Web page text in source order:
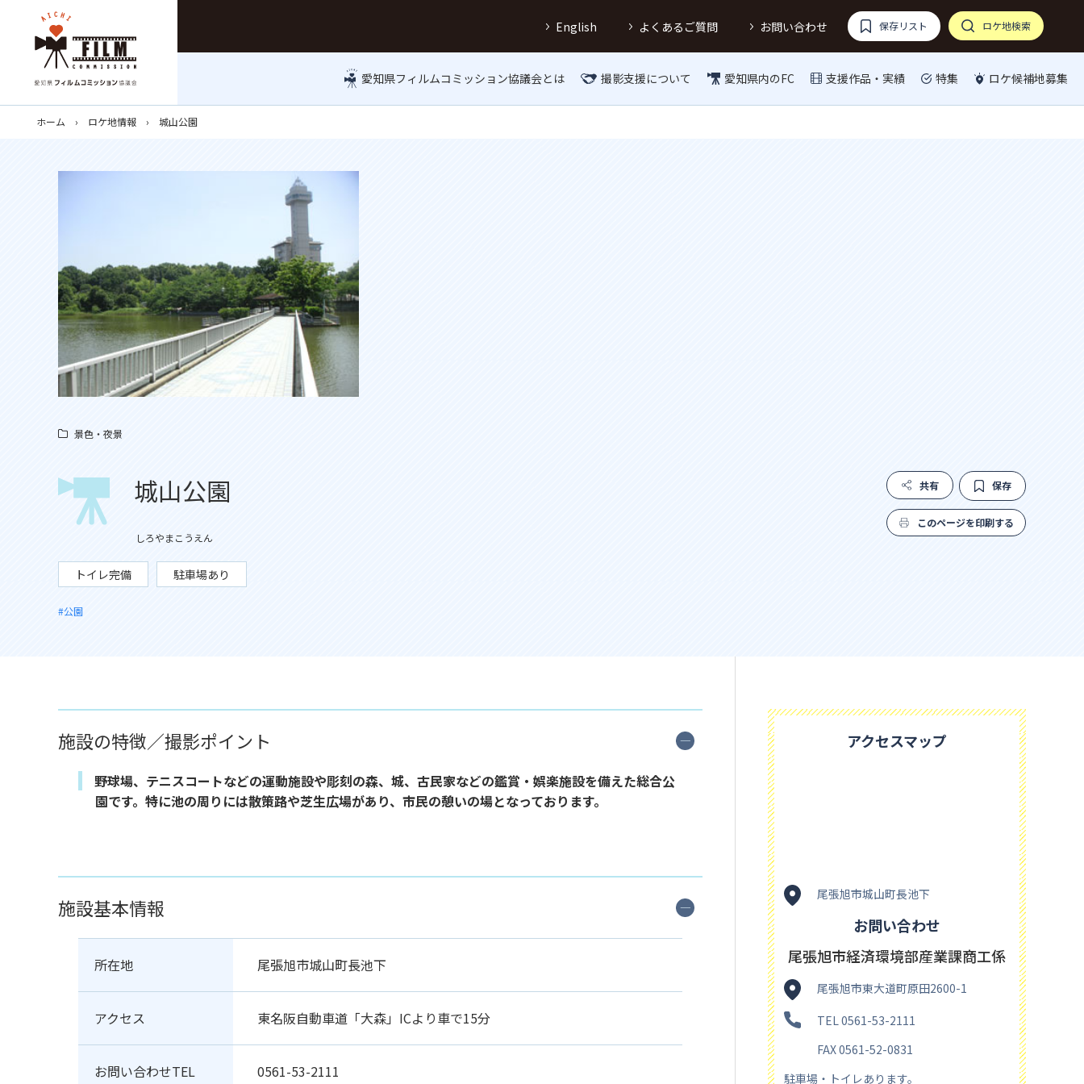
English よくあるご質問 お問い合わせ 保存リスト ロケ地検索
愛知県フィルムコミッション協議会とは 撮影支援について 愛知県内のFC 支援作品・実績 特集 ロケ候補地募集
ホーム ロケ地情報 城山公園
景色・夜景
城山公園
しろやまこうえん
共有 保存
このページを印刷する
トイレ完備 駐車場あり
#公園
施設の特徴／撮影ポイント
野球場、テニスコートなどの運動施設や彫刻の森、城、古民家などの鑑賞・娯楽施設を備えた総合公
園です。特に池の周りには散策路や芝生広場があり、市民の憩いの場となっております。
施設基本情報
所在地 尾張旭市城山町長池下
アクセス 東名阪自動車道「大森」ICより車で15分
お問い合わせTEL 0561-53-2111
アクセスマップ
尾張旭市城山町長池下
お問い合わせ
尾張旭市経済環境部産業課商工係
尾張旭市東大道町原田2600-1
TEL 0561-53-2111
FAX 0561-52-0831
駐車場・トイレあります。